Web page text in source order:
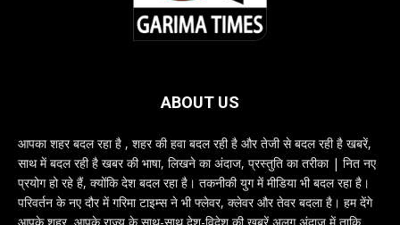
ABOUT US
आपका शहर बदल रहा है , शहर की हवा बदल रही है और तेजी से बदल रही है खबरें,
साथ में बदल रही है खबर की भाषा, लिखने का अंदाज, प्रस्तुति का तरीका | नित नए
प्रयोग हो रहे हैं, क्योंकि देश बदल रहा है। तकनीकी युग में मीडिया भी बदल रहा है।
परिवर्तन के नए दौर में गरिमा टाइम्स ने भी फ्लेवर, क्लेवर और तेवर बदला है। हम देंगे